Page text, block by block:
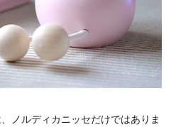
ノルディカニッセだけではありま